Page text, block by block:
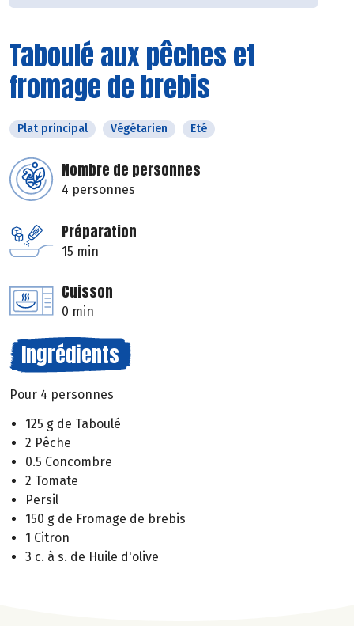
Taboulé aux pêches et
fromage de brebis
Plat principal Végétarien Eté
Nombre de personnes
4 personnes
Préparation
15 min
Cuisson
0 min
Ingrédients
Pour 4 personnes
125 g de Taboulé
2 Pêche
0.5 Concombre
2 Tomate
Persil
150 g de Fromage de brebis
1 Citron
3 c. à s. de Huile d'olive